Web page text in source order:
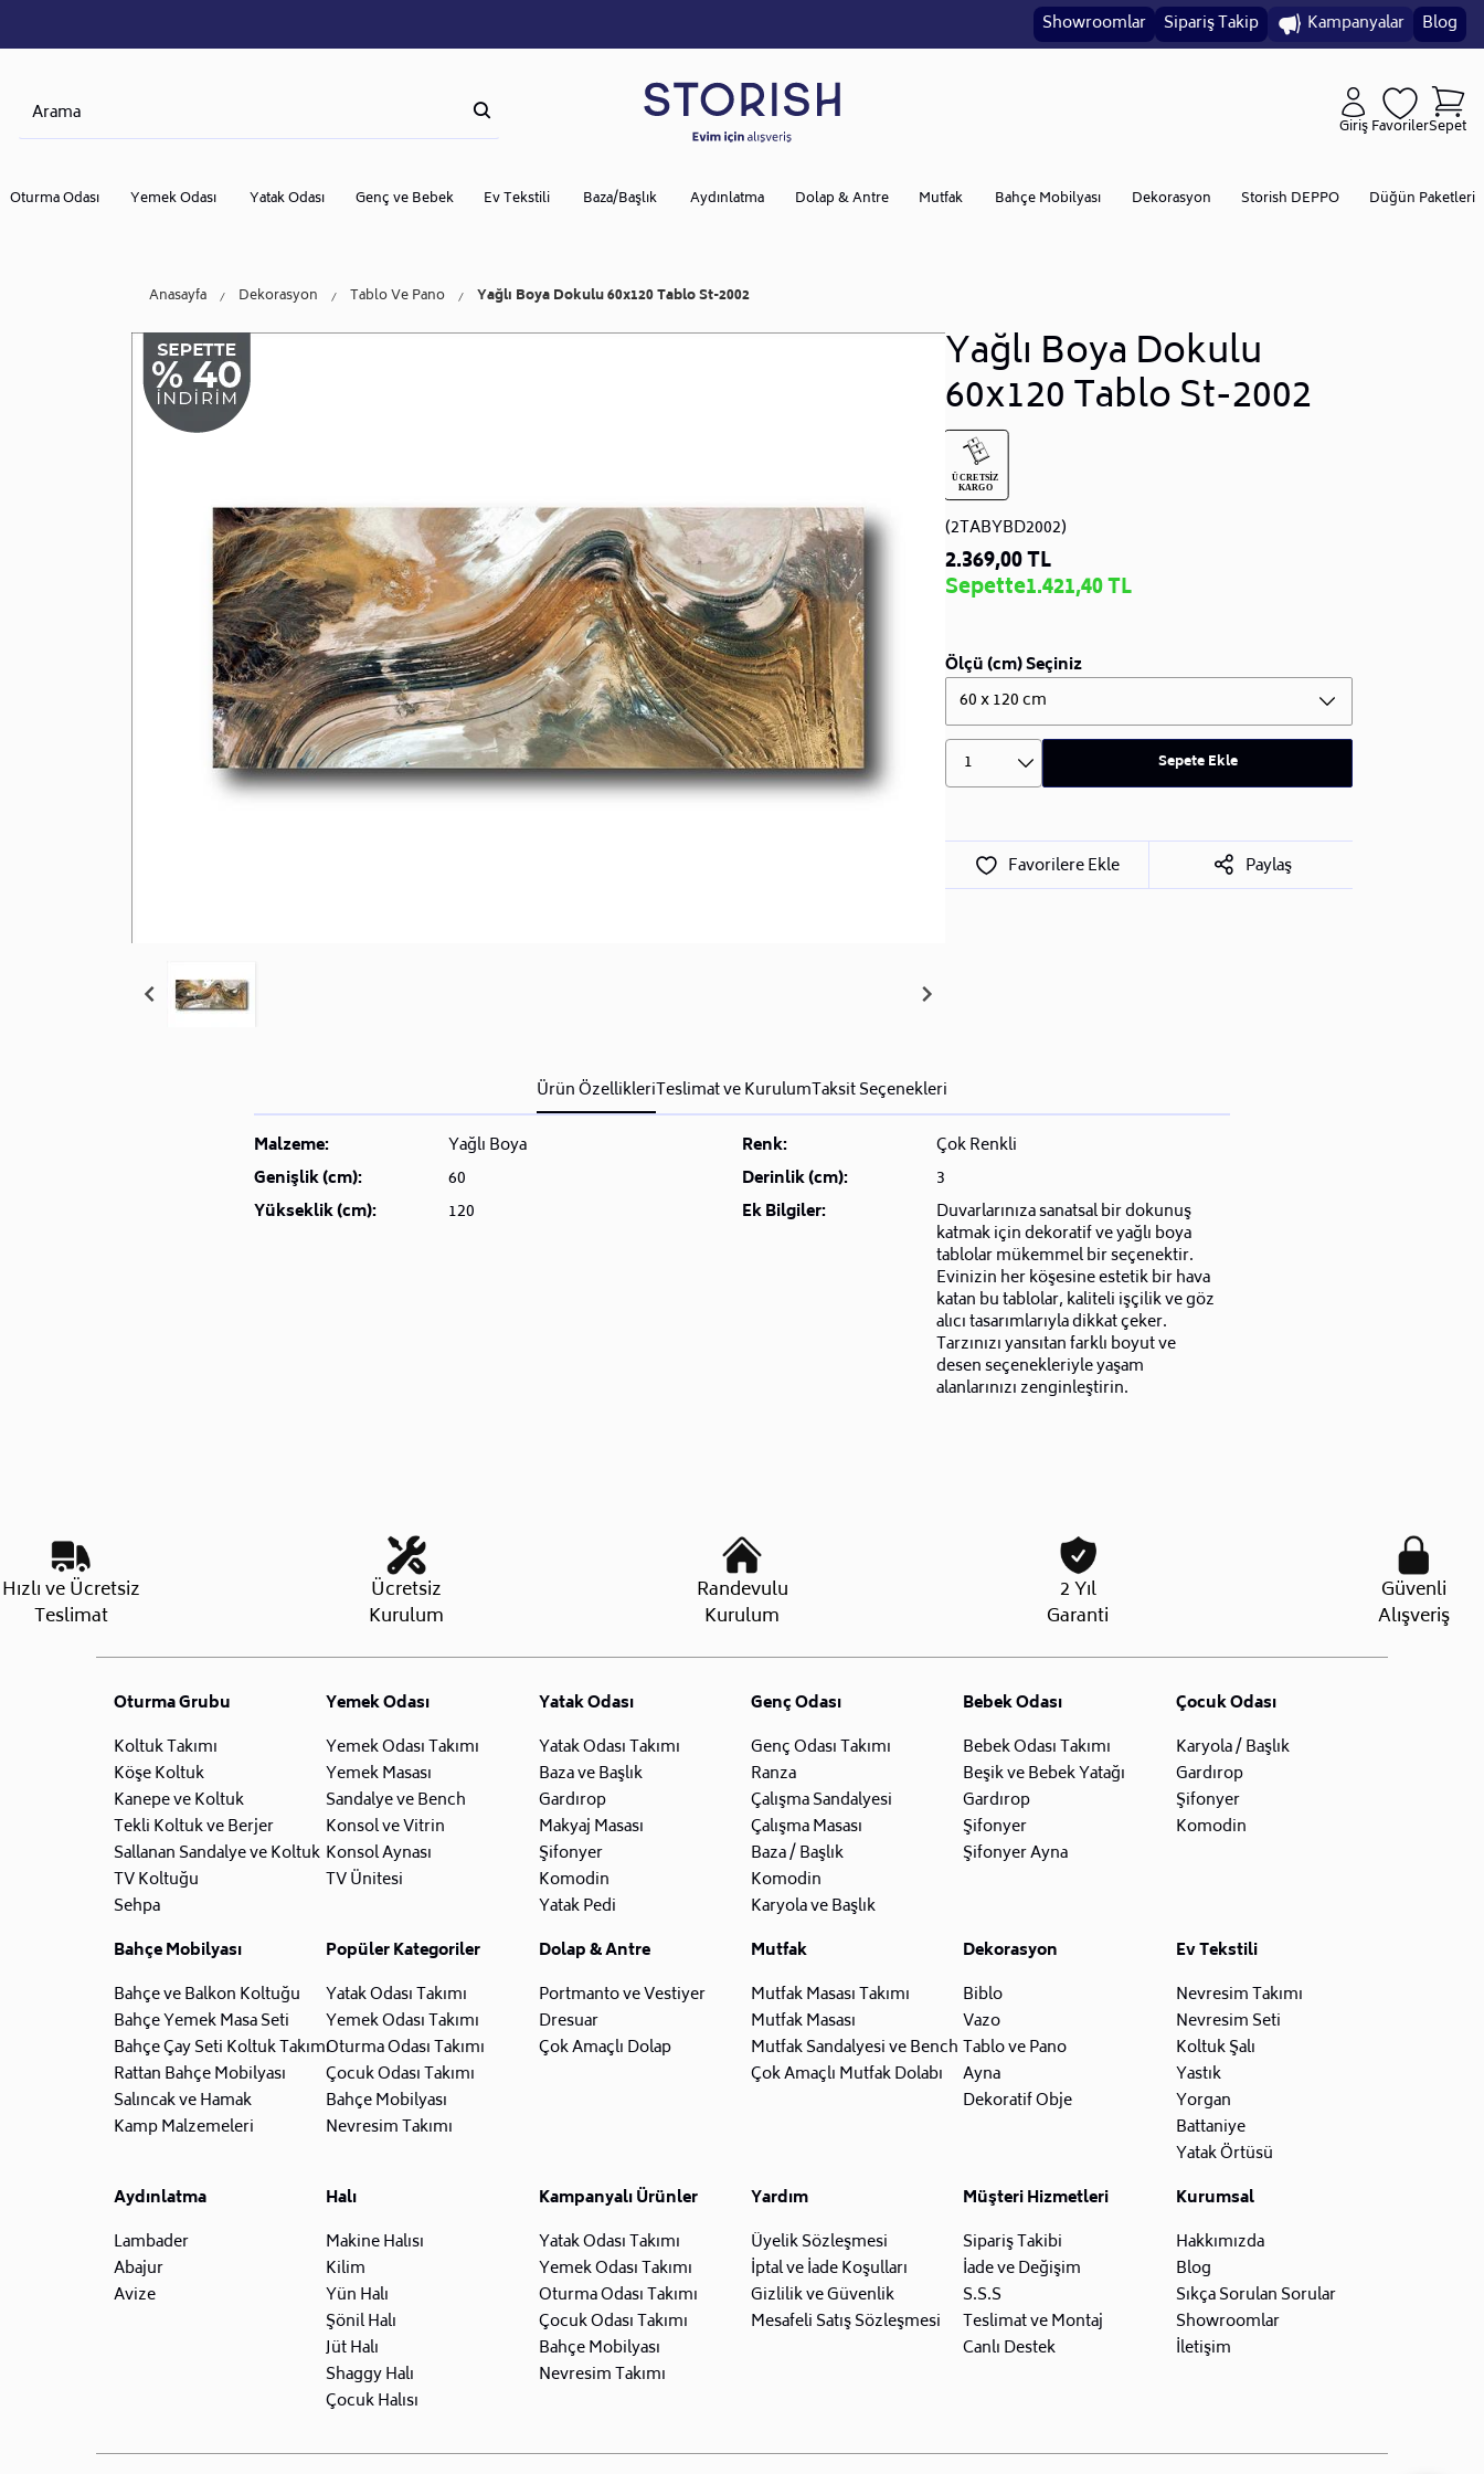
Showroomlar Sipariş Takip Kampanyalar Blog
GirişFavorilerSepet
Oturma Odası Yemek Odası Yatak Odası Genç ve Bebek Ev Tekstili Baza/Başlık Aydınlatma Dolap & Antre Mutfak Bahçe Mobilyası Dekorasyon Storish DEPPO Düğün Paketleri
Anasayfa Dekorasyon Tablo Ve Pano Yağlı Boya Dokulu 60x120 Tablo St-2002
Yağlı Boya Dokulu
60x120 Tablo St-2002
(2TABYBD2002)
2.369,00 TL
Sepette1.421,40 TL
Ölçü (cm) Seçiniz
60 x 120 cm
1 Sepete Ekle
Favorilere Ekle Paylaş
Ürün ÖzellikleriTeslimat ve KurulumTaksit Seçenekleri
Malzeme:
Yağlı Boya Renk:
Çok Renkli
Genişlik (cm):
60 Derinlik (cm):
3
Yükseklik (cm):
120 Ek Bilgiler:
Duvarlarınıza sanatsal bir dokunuş
katmak için dekoratif ve yağlı boya
tablolar mükemmel bir seçenektir.
Evinizin her köşesine estetik bir hava
katan bu tablolar, kaliteli işçilik ve göz
alıcı tasarımlarıyla dikkat çeker.
Tarzınızı yansıtan farklı boyut ve
desen seçenekleriyle yaşam
alanlarınızı zenginleştirin.
Hızlı ve Ücretsiz
Teslimat
Ücretsiz
Kurulum
Randevulu
Kurulum
2 Yıl
Garanti
Güvenli
Alışveriş
Oturma Grubu
Koltuk Takımı
Köşe Koltuk
Kanepe ve Koltuk
Tekli Koltuk ve Berjer
Sallanan Sandalye ve Koltuk
TV Koltuğu
Sehpa
Yemek Odası
Yemek Odası Takımı
Yemek Masası
Sandalye ve Bench
Konsol ve Vitrin
Konsol Aynası
TV Ünitesi
Yatak Odası
Yatak Odası Takımı
Baza ve Başlık
Gardırop
Makyaj Masası
Şifonyer
Komodin
Yatak Pedi
Genç Odası
Genç Odası Takımı
Ranza
Çalışma Sandalyesi
Çalışma Masası
Baza / Başlık
Komodin
Karyola ve Başlık
Bebek Odası
Bebek Odası Takımı
Beşik ve Bebek Yatağı
Gardırop
Şifonyer
Şifonyer Ayna
Çocuk Odası
Karyola / Başlık
Gardırop
Şifonyer
Komodin
Bahçe Mobilyası
Bahçe ve Balkon Koltuğu
Bahçe Yemek Masa Seti
Bahçe Çay Seti Koltuk Takımı
Rattan Bahçe Mobilyası
Salıncak ve Hamak
Kamp Malzemeleri
Popüler Kategoriler
Yatak Odası Takımı
Yemek Odası Takımı
Oturma Odası Takımı
Çocuk Odası Takımı
Bahçe Mobilyası
Nevresim Takımı
Dolap & Antre
Portmanto ve Vestiyer
Dresuar
Çok Amaçlı Dolap
Mutfak
Mutfak Masası Takımı
Mutfak Masası
Mutfak Sandalyesi ve Bench
Çok Amaçlı Mutfak Dolabı
Dekorasyon
Biblo
Vazo
Tablo ve Pano
Ayna
Dekoratif Obje
Ev Tekstili
Nevresim Takımı
Nevresim Seti
Koltuk Şalı
Yastık
Yorgan
Battaniye
Yatak Örtüsü
Aydınlatma
Lambader
Abajur
Avize
Halı
Makine Halısı
Kilim
Yün Halı
Şönil Halı
Jüt Halı
Shaggy Halı
Çocuk Halısı
Kampanyalı Ürünler
Yatak Odası Takımı
Yemek Odası Takımı
Oturma Odası Takımı
Çocuk Odası Takımı
Bahçe Mobilyası
Nevresim Takımı
Yardım
Üyelik Sözleşmesi
İptal ve İade Koşulları
Gizlilik ve Güvenlik
Mesafeli Satış Sözleşmesi
Müşteri Hizmetleri
Sipariş Takibi
İade ve Değişim
S.S.S
Teslimat ve Montaj
Canlı Destek
Kurumsal
Hakkımızda
Blog
Sıkça Sorulan Sorular
Showroomlar
İletişim